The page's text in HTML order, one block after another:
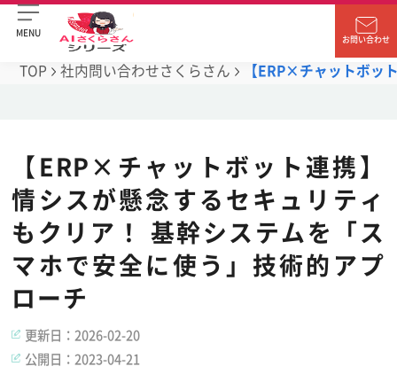
MENU
お問い合わせ
TOP 社内問い合わせさくらさん 【ERP×チャットボッ
【ERP×チャットボット連携】
情シスが懸念するセキュリティ
もクリア！ 基幹システムを「ス
マホで安全に使う」技術的アプ
ローチ
更新日：2026-02-20
公開日：2023-04-21